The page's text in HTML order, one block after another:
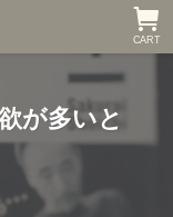
CART
が多いと